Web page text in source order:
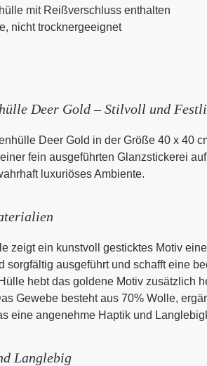
mit Reißverschluss enthalten
nicht trocknergeeignet
Deer Gold – Stilvoll und
Deer Gold in der Größe 40 x 40
einer fein ausgeführten Glanzstickerei
luxuriöses Ambiente.
zeigt ein kunstvoll gesticktes Motiv
sorgfältig ausgeführt und schafft eine
hebt das goldene Motiv zusätzlich
Gewebe besteht aus 70% Wolle,
eine angenehme Haptik und
Langlebig